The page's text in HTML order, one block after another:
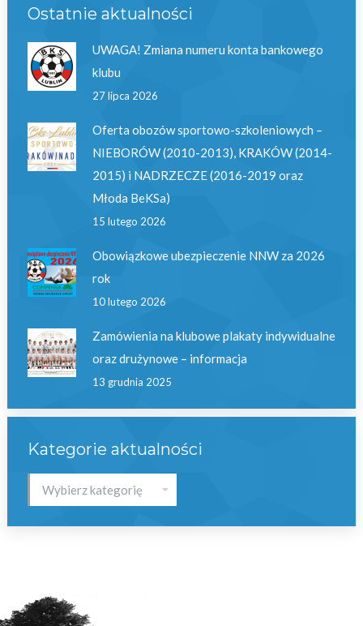
Ostatnie aktualności
UWAGA! Zmiana numeru konta bankowego
klubu
27 lipca 2026
Oferta obozów sportowo-szkoleniowych –
NIEBORÓW (2010-2013), KRAKÓW (2014-
2015) i NADRZECZE (2016-2019 oraz
Młoda BeKSa)
15 lutego 2026
Obowiązkowe ubezpieczenie NNW za 2026
rok
10 lutego 2026
Zamówienia na klubowe plakaty indywidualne
oraz drużynowe – informacja
13 grudnia 2025
Kategorie aktualności
Kategorie
aktualności